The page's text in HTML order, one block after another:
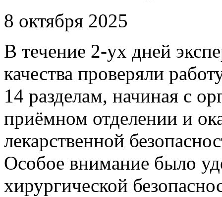
8 октября 2025
В течение 2-ух дней
качества проверяли
14 разделам, начиная с
приёмном отделении и
лекарственной
Особое внимание было
хирургической